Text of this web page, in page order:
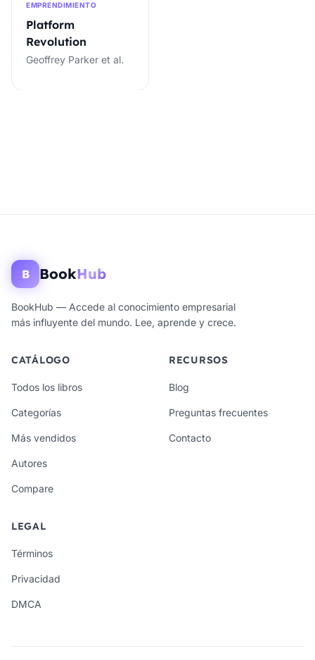
EMPRENDIMIENTO
Platform
Revolution
Geoffrey Parker et al.
B BookHub
BookHub — Accede al conocimiento empresarial
más influyente del mundo. Lee, aprende y crece.
CATÁLOGO
Todos los libros
Categorías
Más vendidos
Autores
Compare
RECURSOS
Blog
Preguntas frecuentes
Contacto
LEGAL
Términos
Privacidad
DMCA